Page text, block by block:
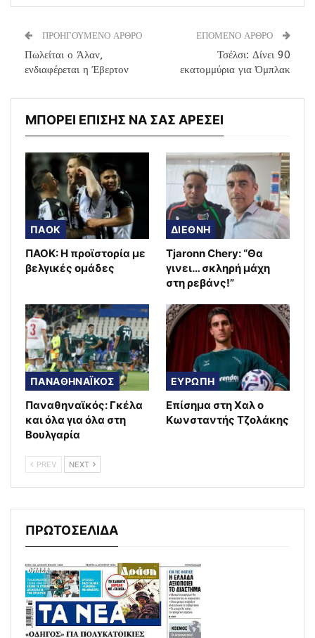
ΠΡΟΗΓΟΥΜΕΝΟ ΑΡΘΡΟ
Πωλείται ο Άλαν,
ενδιαφέρεται η Έβερτον
ΕΠΟΜΕΝΟ ΑΡΘΡΟ
Τσέλσι: Δίνει 90
εκατομμύρια για Όμπλακ
ΜΠΟΡΕΙ ΕΠΙΣΗΣ ΝΑ ΣΑΣ ΑΡΕΣΕΙ
ΠΑΟΚ
ΠΑΟΚ: Η προϊστορία με
βελγικές ομάδες
ΔΙΕΘΝΗ
Tjaronn Chery: “Θα
γινει… σκληρή μάχη
στη ρεβάνς!”
ΠΑΝΑΘΗΝΑΪΚΟΣ
Παναθηναϊκός: Γκέλα
και όλα για όλα στη
Βουλγαρία
ΕΥΡΩΠΗ
Επίσημα στη Χαλ ο
Κωνσταντής Τζολάκης
PREV NEXT
ΠΡΩΤΟΣΕΛΙΔΑ